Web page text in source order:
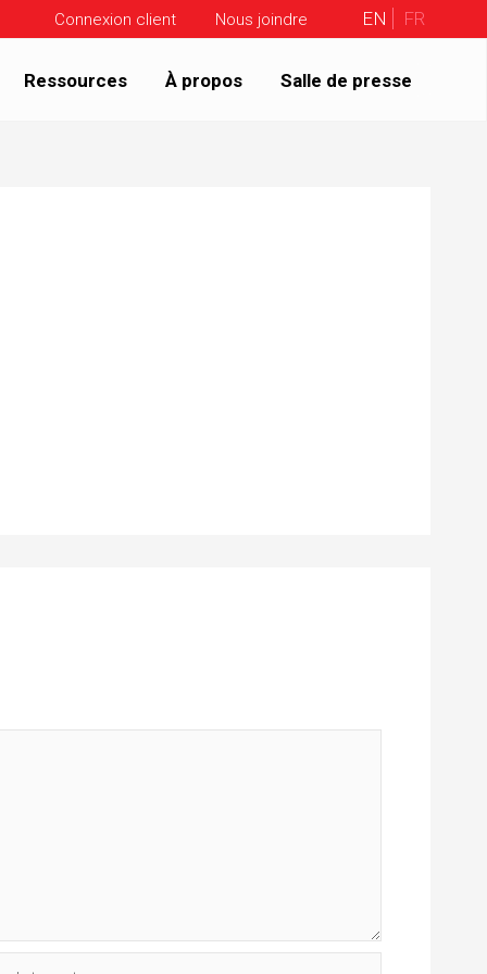
Connexion client Nous joindre EN FR
Ressources À propos Salle de presse